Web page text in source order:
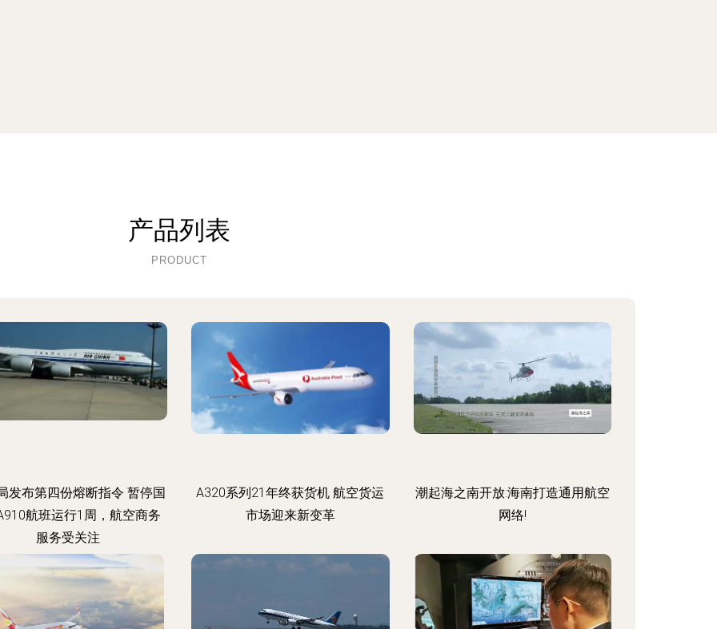
产品列表
PRODUCT
发布第四份熔断指令 暂停国
航班运行1周，航空商务
服务受关注
A320系列21年终获货机 航空货运
市场迎来新变革
潮起海之南开放:海南打造通用航空
网络!